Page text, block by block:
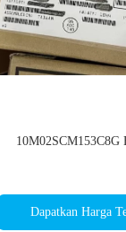
10M02SCM153C8G
Dapatkan Harga